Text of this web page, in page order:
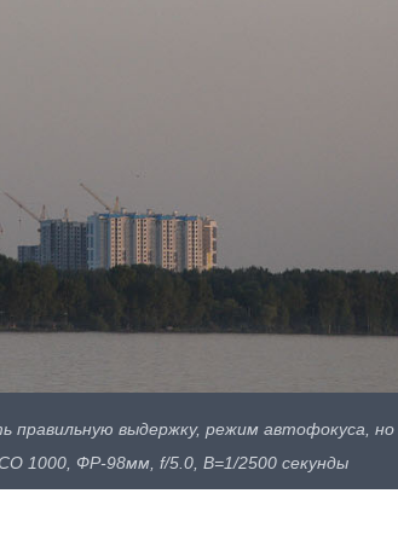
выдержку, режим автофокуса,
1000, ФР-98мм, f/5.0, В=1/2500 секунды